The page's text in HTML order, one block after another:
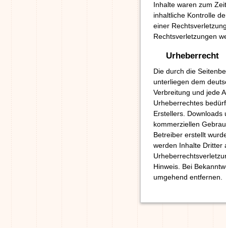
Inhalte waren zum
inhaltliche Kontrolle
einer
Rechtsverletzungen
Urheberrecht
Die durch die
unterliegen dem
Verbreitung und jede
Urheberrechtes
Erstellers.
kommerziellen
Betreiber erstellt
werden Inhalte Dritter
Hinweis. Bei
umgehend entfernen.